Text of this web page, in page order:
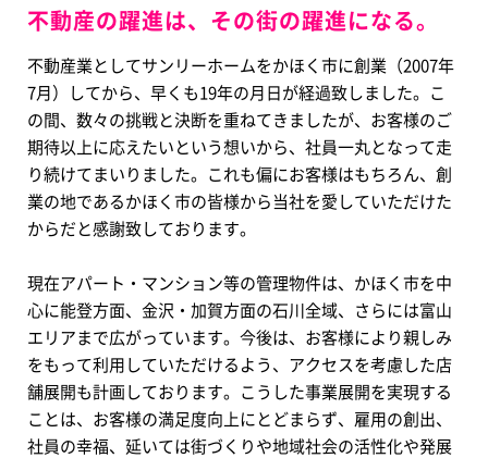
不動産の躍進は、その街の躍進になる。
不動産業としてサンリーホームをかほく市に創業（2007年
7月）してから、早くも19年の月日が経過致しました。こ
の間、数々の挑戦と決断を重ねてきましたが、お客様のご
期待以上に応えたいという想いから、社員一丸となって走
り続けてまいりました。これも偏にお客様はもちろん、創
業の地であるかほく市の皆様から当社を愛していただけた
からだと感謝致しております。
現在アパート・マンション等の管理物件は、かほく市を中
心に能登方面、金沢・加賀方面の石川全域、さらには富山
エリアまで広がっています。今後は、お客様により親しみ
をもって利用していただけるよう、アクセスを考慮した店
舗展開も計画しております。こうした事業展開を実現する
ことは、お客様の満足度向上にとどまらず、雇用の創出、
社員の幸福、延いては街づくりや地域社会の活性化や発展